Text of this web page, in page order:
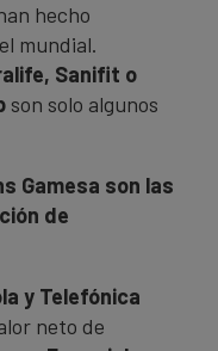
hecho
mundial.
Sanifit o
son solo algunos
Gamesa son las
de
y Telefónica
neto de